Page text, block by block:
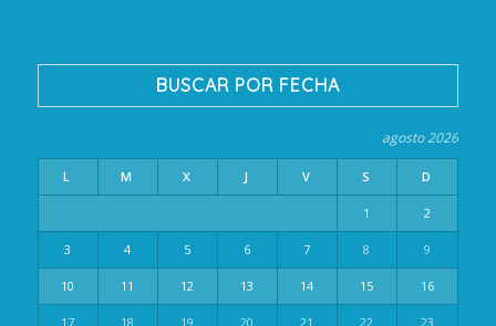
BUSCAR POR FECHA
agosto 2026
L M X J V S D
1 2
3 4 5 6 7 8 9
10 11 12 13 14 15 16
17 18 19 20 21 22 23